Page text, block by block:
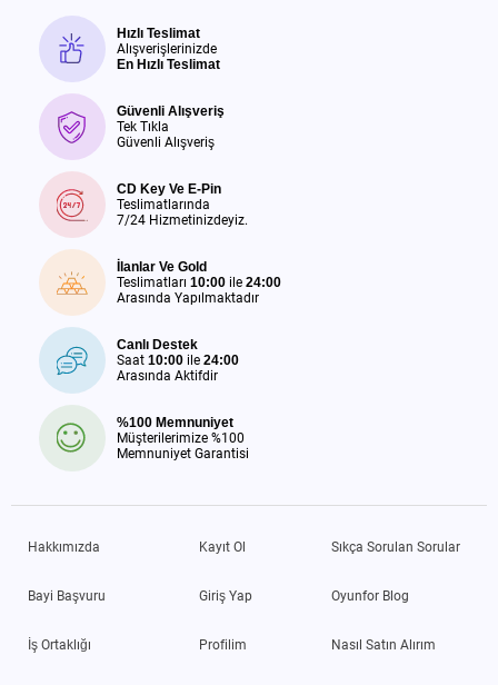
Hızlı Teslimat
Alışverişlerinizde
En Hızlı Teslimat
Güvenli Alışveriş
Tek Tıkla
Güvenli Alışveriş
CD Key Ve E-Pin
Teslimatlarında
7/24 Hizmetinizdeyiz.
İlanlar Ve Gold
Teslimatları 10:00 ile 24:00
Arasında Yapılmaktadır
Canlı Destek
Saat 10:00 ile 24:00
Arasında Aktifdir
%100 Memnuniyet
Müşterilerimize %100
Memnuniyet Garantisi
Hakkımızda
Bayi Başvuru
İş Ortaklığı
Kayıt Ol
Giriş Yap
Profilim
Sıkça Sorulan Sorular
Oyunfor Blog
Nasıl Satın Alırım